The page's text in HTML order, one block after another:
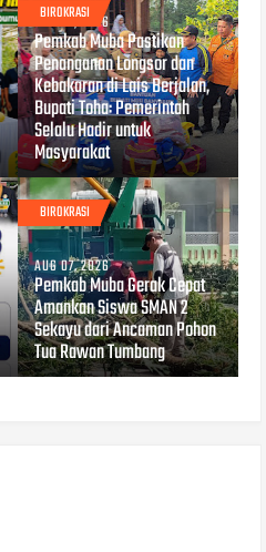
BIROKRASI
AUG 07, 2026
Pemkab Muba Pastikan
Penanganan Longsor dan
Kebakaran di Lais Berjalan,
Bupati Toha: Pemerintah
Selalu Hadir untuk
Masyarakat
BIROKRASI
AUG 07, 2026
Pemkab Muba Gerak Cepat
Amankan Siswa SMAN 2
Sekayu dari Ancaman Pohon
Tua Rawan Tumbang